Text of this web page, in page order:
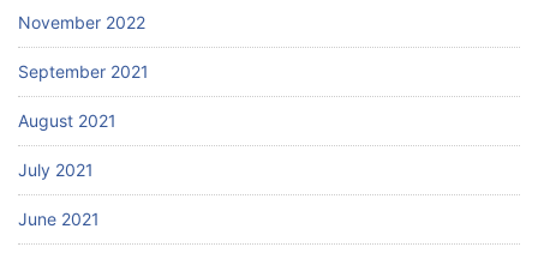
November 2022
September 2021
August 2021
July 2021
June 2021